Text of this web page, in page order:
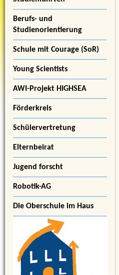
Berufs- und
Studienorientierung
Schule mit Courage (SoR)
Young Scientists
AWI-Projekt HIGHSEA
Förderkreis
Schülervertretung
Elternbeirat
Jugend forscht
Robotik-AG
Die Oberschule im Haus